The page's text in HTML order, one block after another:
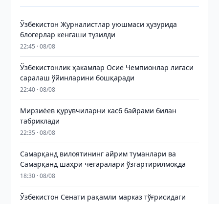
Ўзбекистон Журналистлар уюшмаси ҳузурида
блогерлар кенгаши тузилди
22:45 · 08/08
Ўзбекистонлик ҳакамлар Осиё Чемпионлар лигаси
саралаш ўйинларини бошқаради
22:40 · 08/08
Мирзиёев қурувчиларни касб байрами билан
табриклади
22:35 · 08/08
Самарқанд вилоятининг айрим туманлари ва
Самарқанд шаҳри чегаралари ўзгартирилмоқда
18:30 · 08/08
Ўзбекистон Сенати рақамли марказ тўғрисидаги